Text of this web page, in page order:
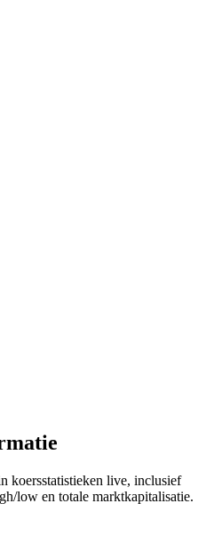
koersstatistieken live, inclusief
low en totale marktkapitalisatie.